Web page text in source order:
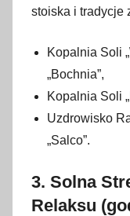
stoiska i tradycje
Kopalnia Soli
„Bochnia”,
Kopalnia Soli
Uzdrowisko
„Salco”.
3. Solna
Relaksu